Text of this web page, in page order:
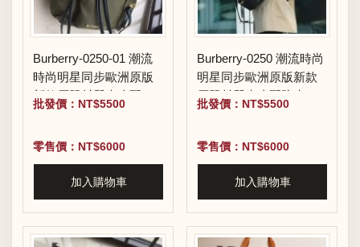
Burberry-0250-01 潮流
時尚明星同步歐洲原版
新款原單材質牛皮配防
水紡布小號雙肩包
批發價：NT$5500
零售價：NT$6000
加入購物車
Burberry-0250 潮流時尚
明星同步歐洲原版新款
原單材質牛皮配防水紡
布小號雙肩包
批發價：NT$5500
零售價：NT$6000
加入購物車